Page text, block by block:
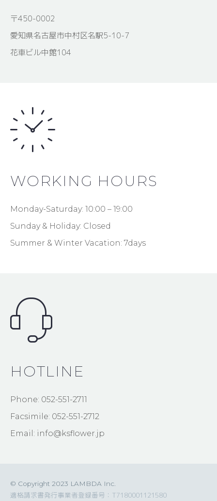
〒450-0002
愛知県名古屋市中村区名駅5-10-7
花車ビル中館104
WORKING HOURS
Monday-Saturday: 10:00 – 19:00
Sunday & Holiday: Closed
Summer & Winter Vacation: 7days
HOTLINE
Phone: 052-551-2711
Facsimile: 052-551-2712
Email: info@ksflower.jp
© Copyright 2023 LAMBDA Inc.
適格請求書発行事業者登録番号：T7180001121580